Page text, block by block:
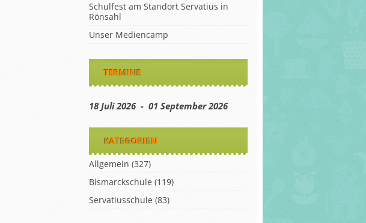
Schulfest am Standort Servatius in
Rönsahl
Unser Mediencamp
TERMINE
18 Juli 2026 - 01 September 2026
KATEGORIEN
Allgemein (327)
Bismarckschule (119)
Servatiusschule (83)